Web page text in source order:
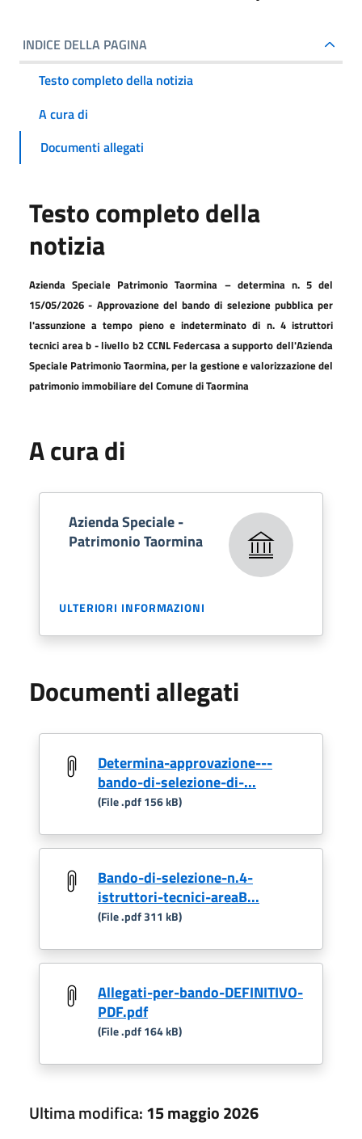
INDICE DELLA PAGINA
Testo completo della notizia
A cura di
Documenti allegati
Testo completo della
notizia
Azienda Speciale Patrimonio Taormina – determina n. 5 del
15/05/2026 - Approvazione del bando di selezione pubblica per
l'assunzione a tempo pieno e indeterminato di n. 4 istruttori
tecnici area b - livello b2 CCNL Federcasa a supporto dell'Azienda
Speciale Patrimonio Taormina, per la gestione e valorizzazione del
patrimonio immobiliare del Comune di Taormina
A cura di
Azienda Speciale -
Patrimonio Taormina
ULTERIORI INFORMAZIONI
Documenti allegati
Determina-approvazione---
bando-di-selezione-di-...
(File .pdf 156 kB)
Bando-di-selezione-n.4-
istruttori-tecnici-areaB...
(File .pdf 311 kB)
Allegati-per-bando-DEFINITIVO-
PDF.pdf
(File .pdf 164 kB)
Ultima modifica:15 maggio 2026